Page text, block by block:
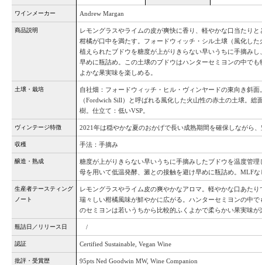
ワインメーカー Andrew Margan
商品説明
レモングラスやライムの皮が爽快に香り、軽やかな口当たり
柑橘が口中を満たす。フォードウィッチ・シル土壌（風化し
植えられたブドウを糖度が上がりきらない早いうちに手摘み
早めに瓶詰め。この土壌のブドウはハンターセミヨンの中で
よかな果実味を楽しめる。
土壌・栽培
自社畑：フォードウィッチ・ヒル・ヴィンヤードの東向き斜
（Fordwich Sill）と呼ばれる風化した火山性の赤土の土壌。総
樹。仕立て：低いVSP。
ヴィンテージ特徴 2021年は穏やかな夏のおかげで長い成熟期間を確保しながら
収穫 手法：手摘み
醸造・熟成
糖度が上がりきらない早いうちに手摘みしたブドウを温度管
母を用いて低温発酵、澱との接触を避け早めに瓶詰め。MLF
生産者テースティング
ノート
レモングラスやライム皮の爽やかなアロマ。軽やかな口あた
瑞々しい柑橘風味が鮮やかに広がる。ハンターセミヨンの中
のセミヨンは若いうちから比較的ふくよかで柔らかい果実味が
瓶詰日／リリース日 /
認証 Certified Sustainable, Vegan Wine
批評・受賞歴 95pts Ned Goodwin MW, Wine Companion